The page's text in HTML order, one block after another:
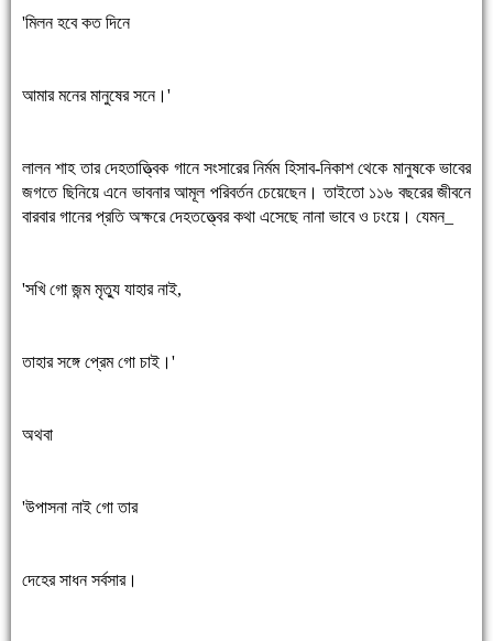
'মিলন হবে কত দিনে
আমার মনের মানুষের সনে।'
লালন শাহ তার দেহতাত্তি্বক গানে সংসারের নির্মম হিসাব-নিকাশ থেকে মানুষকে ভাবের
জগতে ছিনিয়ে এনে ভাবনার আমূল পরিবর্তন চেয়েছেন। তাইতো ১১৬ বছরের জীবনে
বারবার গানের প্রতি অক্ষরে দেহতত্ত্বের কথা এসেছে নানা ভাবে ও ঢংয়ে। যেমন_
'সখি গো জন্ম মৃত্যু যাহার নাই,
তাহার সঙ্গে প্রেম গো চাই।'
অথবা
'উপাসনা নাই গো তার
দেহের সাধন সর্বসার।